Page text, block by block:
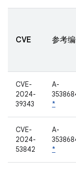
CVE 参考
CVE-
2024-
39343
A-
*
CVE-
2024-
53842
A-
*